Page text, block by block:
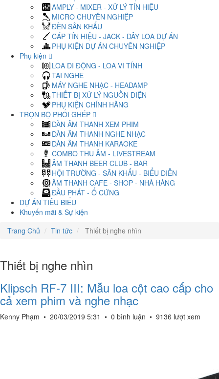
AMPLY - MIXER - XỬ LÝ TÍN HIỆU
MICRO CHUYÊN NGHIỆP
ĐÈN SÂN KHẤU
CÁP TÍN HIỆU - JACK - DÂY LOA DỰ ÁN
PHỤ KIỆN DỰ ÁN CHUYÊN NGHIỆP
Phụ kiện
LOA DI ĐỘNG - LOA VI TÍNH
TAI NGHE
MÁY NGHE NHẠC - HEADAMP
THIẾT BỊ XỬ LÝ NGUỒN ĐIỆN
PHỤ KIỆN CHÍNH HÃNG
TRỌN BỘ PHỐI GHÉP
DÀN ÂM THANH XEM PHIM
DÀN ÂM THANH NGHE NHẠC
DÀN ÂM THANH KARAOKE
COMBO THU ÂM - LIVESTREAM
ÂM THANH BEER CLUB - BAR
HỘI TRƯỜNG - SÂN KHẤU - BIỂU DIỄN
ÂM THANH CAFE - SHOP - NHÀ HÀNG
ĐẦU PHÁT - Ổ CỨNG
DỰ ÁN TIÊU BIỂU
Khuyến mãi & Sự kiện
Trang Chủ
Tin tức Thiết bị nghe nhìn
Thiết bị nghe nhìn
Klipsch RF-7 III: Mẫu loa cột cao cấp cho
cả xem phim và nghe nhạc
Kenny Phạm • 20/03/2019 5:31 • 0 bình luận • 9136 lượt xem